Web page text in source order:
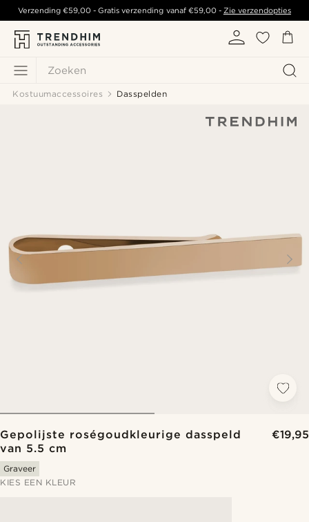
Zoeken
Verzending€59,00 - Gratis verzending vanaf €59,00- Zie verzendopties
Kostuumaccessoires Dasspelden
Gepolijste roségoudkleurige dasspeld
van 5.5 cm
€19,95
Graveer
KIES EEN KLEUR